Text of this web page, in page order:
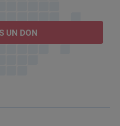
UN DON